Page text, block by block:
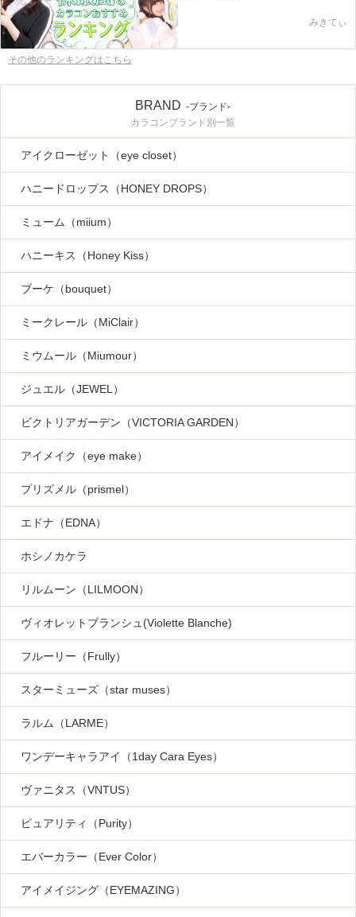
みきてぃ
その他のランキングはこちら
BRAND -ブランド-
カラコンブランド別一覧
アイクローゼット（eye closet）
ハニードロップス（HONEY DROPS）
ミューム（miium）
ハニーキス（Honey Kiss）
ブーケ（bouquet）
ミークレール（MiClair）
ミウムール（Miumour）
ジュエル（JEWEL）
ビクトリアガーデン（VICTORIA GARDEN）
アイメイク（eye make）
プリズメル（prismel）
エドナ（EDNA）
ホシノカケラ
リルムーン（LILMOON）
ヴィオレットブランシュ(Violette Blanche)
フルーリー（Frully）
スターミューズ（star muses）
ラルム（LARME）
ワンデーキャラアイ（1day Cara Eyes）
ヴァニタス（VNTUS）
ピュアリティ（Purity）
エバーカラー（Ever Color）
アイメイジング（EYEMAZING）